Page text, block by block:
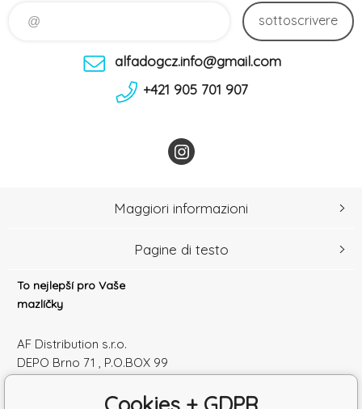
sottoscrivere
alfadogcz.info@gmail.com
+421 905 701 907
To nejlepší pro Vaše
mazlíčky
AF Distribution s.r.o.
DEPO Brno 71 , P.O.BOX 99
Česká republika
Maggiori informazioni
Pagine di testo